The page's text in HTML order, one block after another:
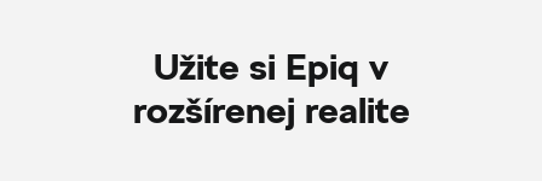
Užite si Epiq v
rozšírenej realite